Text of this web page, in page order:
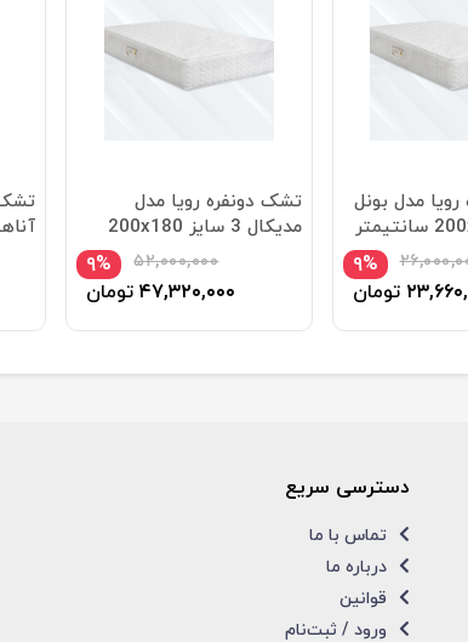
تشک دونفره رویا مدل
مدیکال 3 سایز 200x180
۹% ۵۲,۰۰۰,۰۰۰
۴۷,۳۲۰,۰۰۰ تومان
مدل بونل
۹%
تومان
دسترسی سریع
تماس با ما
درباره ما
قوانین
ورود / ثبت‌نام